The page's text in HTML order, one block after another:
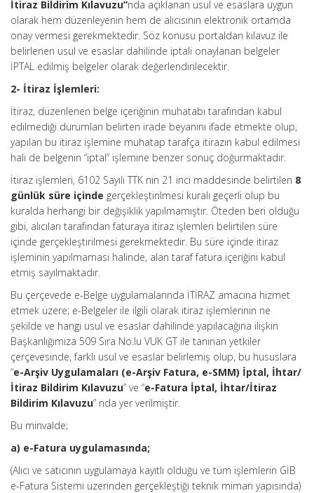
İtiraz Bildirim Kılavuzu”nda açıklanan usul ve esaslara uygun
olarak hem düzenleyenin hem de alıcısının elektronik ortamda
onay vermesi gerekmektedir. Söz konusu portaldan kılavuz ile
belirlenen usul ve esaslar dahilinde iptali onaylanan belgeler
İPTAL edilmiş belgeler olarak değerlendirilecektir.
2- İtiraz İşlemleri:
İtiraz, düzenlenen belge içeriğinin muhatabı tarafından kabul
edilmediği durumları belirten irade beyanını ifade etmekte olup,
yapılan bu itiraz işlemine muhatap tarafça itirazın kabul edilmesi
hali de belgenin “iptal” işlemine benzer sonuç doğurmaktadır.
İtiraz işlemleri, 6102 Sayılı TTK nın 21 inci maddesinde belirtilen 8
günlük süre içinde gerçekleştirilmesi kuralı geçerli olup bu
kuralda herhangi bir değişiklik yapılmamıştır. Öteden beri olduğu
gibi, alıcıları tarafından faturaya itiraz işlemleri belirtilen süre
içinde gerçekleştirilmesi gerekmektedir. Bu süre içinde itiraz
işleminin yapılmaması halinde, alan taraf fatura içeriğini kabul
etmiş sayılmaktadır.
Bu çerçevede e-Belge uygulamalarında İTİRAZ amacına hizmet
etmek üzere; e-Belgeler ile ilgili olarak itiraz işlemlerinin ne
şekilde ve hangi usul ve esaslar dahilinde yapılacağına ilişkin
Başkanlığımıza 509 Sıra No.lu VUK GT ile tanınan yetkiler
çerçevesinde, farklı usul ve esaslar belirlemiş olup, bu hususlara
“e-Arşiv Uygulamaları (e-Arşiv Fatura, e-SMM) İptal, İhtar/
İtiraz Bildirim Kılavuzu” ve “e-Fatura İptal, İhtar/İtiraz
Bildirim Kılavuzu” nda yer verilmiştir.
Bu minvalde;
a) e-Fatura uygulamasında;
(Alıcı ve satıcının uygulamaya kayıtlı olduğu ve tüm işlemlerin GİB
e-Fatura Sistemi üzerinden gerçekleştiği teknik mimari yapısında)